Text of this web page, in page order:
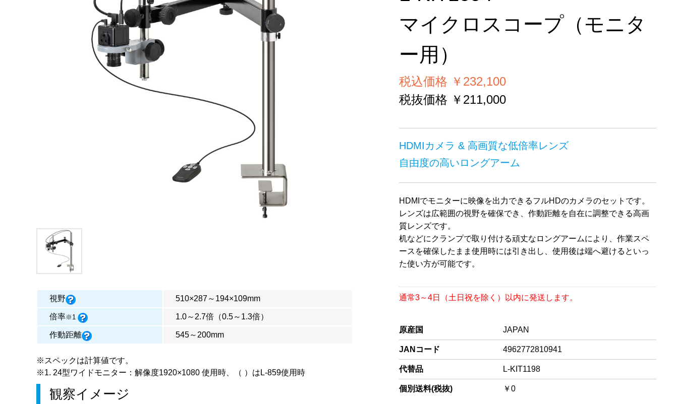
視野 510×287～194×109mm
倍率※1 1.0～2.7倍（0.5～1.3倍）
作動距離 545～200mm
※スペックは計算値です。
※1. 24型ワイドモニター：解像度1920×1080 使用時、（ ）はL-859使用時
観察イメージ
マイクロスコープ（モニタ
ー用）
税込価格 ￥232,100
税抜価格 ￥211,000
HDMIカメラ & 高画質な低倍率レンズ
自由度の高いロングアーム
HDMIでモニターに映像を出力できるフルHDのカメラのセットです。
レンズは広範囲の視野を確保でき、作動距離を自在に調整できる高画
質レンズです。
机などにクランプで取り付ける頑丈なロングアームにより、作業スペ
ースを確保したまま使用時には引き出し、使用後は端へ避けるといっ
た使い方が可能です。
通常3～4日（土日祝を除く）以内に発送します。
原産国 JAPAN
JANコード 4962772810941
代替品 L-KIT1198
個別送料(税抜) ￥0